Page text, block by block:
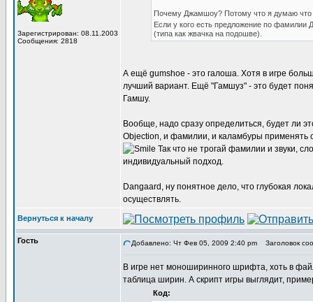
Зарегистрирован: 08.11.2003
Сообщения: 2818
Почему Джамшоу? Потому что я думаю
Если у кого есть предложение по фамилии
(типа как жвачка на подошве).
А ещё gumshoe - это галоша. Хотя в игре
лучший вариант. Ещё "Гамшуз" - это будет
Гамшу.
Вообще, надо сразу определиться, будет ли
Objection, и фамилии, и каламбуры применять
Так что не трогай фамилии и звуки,
индивидуальный подход.
Dangaard, ну понятное дело, что глубокая
осуществлять.
Вернуться к началу
Гость Добавлено: Чт Фев 05, 2009 2:40 pm Заголовок
В игре нет моноширинного шрифта, хоть в
таблица ширин. А скрипт игры выглядит,
Код: